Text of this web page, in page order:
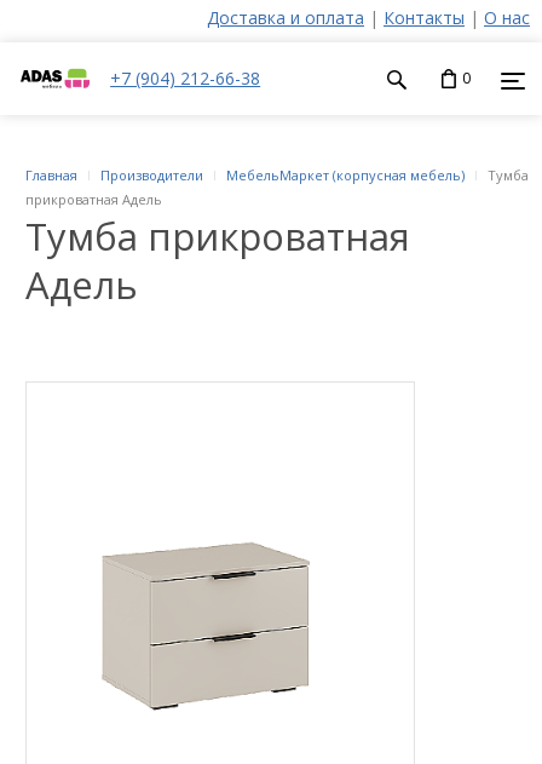
Доставка и оплата | Контакты | О нас
+7 (904) 212-66-38 0
Тумба прикроватная
Адель
Главная Производители МебельМаркет (корпусная мебель)
Тумба
прикроватная Адель